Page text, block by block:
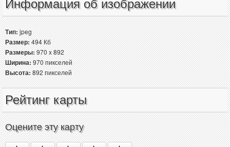
Информация об изображении
Тип:jpeg
Размер:494 Кб
Размеры:970 x 892
Ширина:970 пикселей
Высота:892 пикселей
Рейтинг карты
Оцените эту карту